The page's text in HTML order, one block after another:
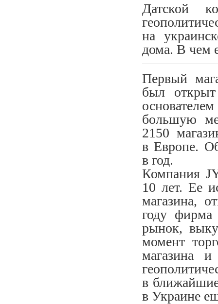
Датской
на
дома. В чем
Первый
был
большую
2150
в Европе.
в год.
Компания
10 лет. Ее
магазина,
году фирма
рынок,
момент
магазина
в
в Украине